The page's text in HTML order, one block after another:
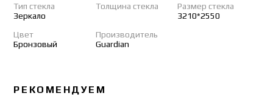
Тип стекла
Зеркало
Толщина стекла
Размер стекла
3210*2550
Цвет
Бронзовый
Производитель
Guardian
РЕКОМЕНДУЕМ